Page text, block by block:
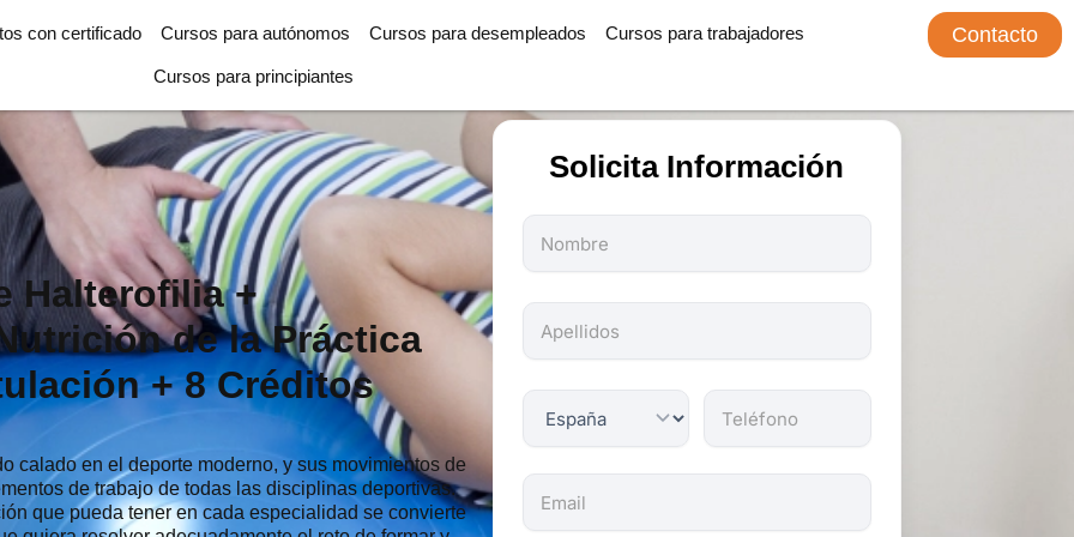
con certificado Cursos para autónomos Cursos para desempleados Cursos para trabajadores
Cursos para principiantes
Contacto
Halterofilia +
de la Práctica
+ 8 Créditos
calado en el deporte moderno, y sus movimientos de
de trabajo de todas las disciplinas deportivas.
que pueda tener en cada especialidad se convierte
Solicita Información
Todos
los
son
obligatorios.